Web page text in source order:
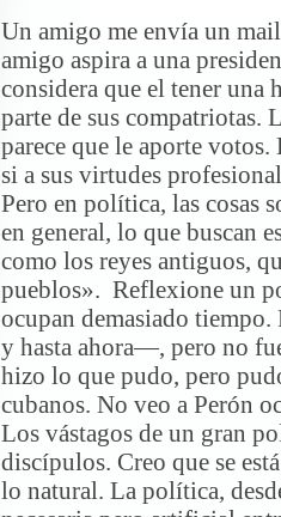
Un amigo me envía un
amigo aspira a una
considera que el tener una
parte de sus compatriotas.
parece que le aporte
si a sus virtudes
Pero en política, las cosas
en general, lo que buscan
como los reyes antiguos,
pueblos». Reflexione un
ocupan demasiado
y hasta ahora—, pero no
hizo lo que pudo, pero
cubanos. No veo a Perón
Los vástagos de un gran
discípulos. Creo que se
lo natural. La política,